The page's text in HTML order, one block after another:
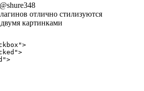
@shure348
отлично стилизуются
картинками